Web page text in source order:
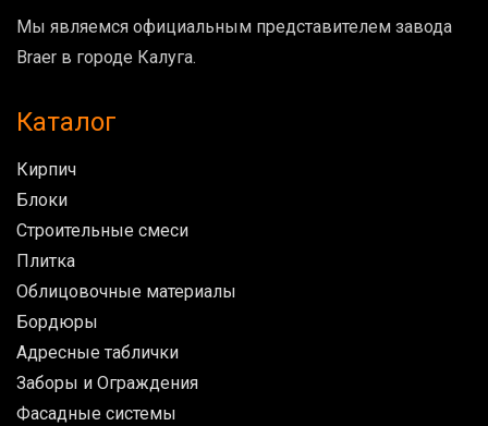
Мы являемся официальным представителем завода
Braer в городе Калуга.
Каталог
Кирпич
Блоки
Строительные смеси
Плитка
Облицовочные материалы
Бордюры
Адресные таблички
Заборы и Ограждения
Фасадные системы